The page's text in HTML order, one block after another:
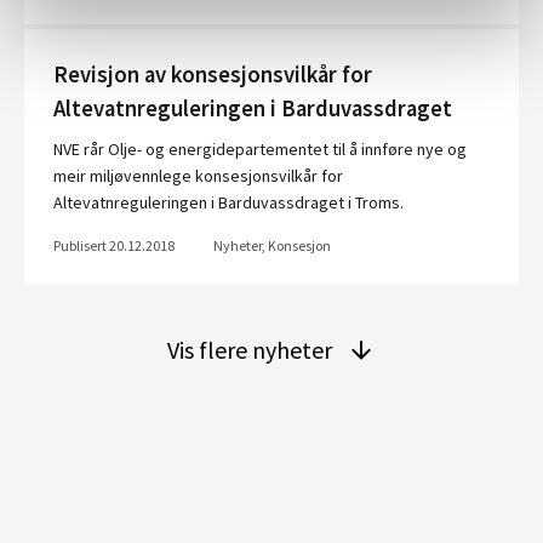
Revisjon av konsesjonsvilkår for
Altevatnreguleringen i Barduvassdraget
NVE rår Olje- og energidepartementet til å innføre nye og
meir miljøvennlege konsesjonsvilkår for
Altevatnreguleringen i Barduvassdraget i Troms.
Publisert 20.12.2018 Nyheter, Konsesjon
Vis flere nyheter